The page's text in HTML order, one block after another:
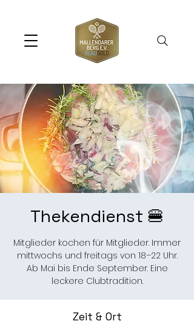
Thekendienst 🍔
Mitglieder kochen für Mitglieder. Immer
mittwochs und freitags von 18–22 Uhr.
Ab Mai bis Ende September. Eine
leckere Clubtradition.
Zeit & Ort